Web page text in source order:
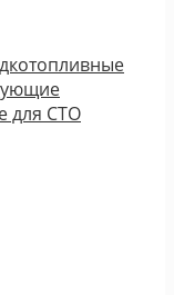
для СТО